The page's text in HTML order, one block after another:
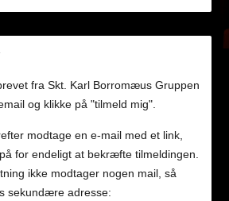
fra Skt. Karl Borromæus Gruppen
og klikke på "tilmeld mig".
modtage en e-mail med et link,
for endeligt at bekræfte tilmeldingen.
ikke modtager nogen mail, så
sekundære adresse: